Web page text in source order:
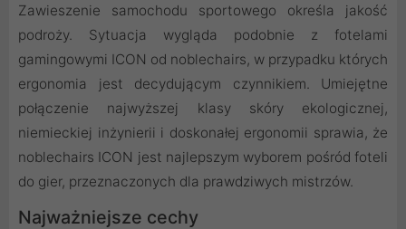
Zawieszenie samochodu sportowego określa jakość
podroży. Sytuacja wygląda podobnie z fotelami
gamingowymi ICON od noblechairs, w przypadku których
ergonomia jest decydującym czynnikiem. Umiejętne
połączenie najwyższej klasy skóry ekologicznej,
niemieckiej inżynierii i doskonałej ergonomii sprawia, że
noblechairs ICON jest najlepszym wyborem pośród foteli
do gier, przeznaczonych dla prawdziwych mistrzów.
Najważniejsze cechy